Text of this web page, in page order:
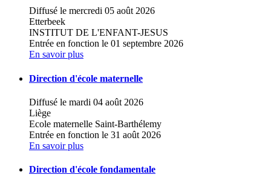
Diffusé le mercredi 05 août 2026
Etterbeek
INSTITUT DE L'ENFANT-JESUS
Entrée en fonction le 01 septembre 2026
En savoir plus
Direction d'école maternelle
Diffusé le mardi 04 août 2026
Liège
Ecole maternelle Saint-Barthélemy
Entrée en fonction le 31 août 2026
En savoir plus
Direction d'école fondamentale